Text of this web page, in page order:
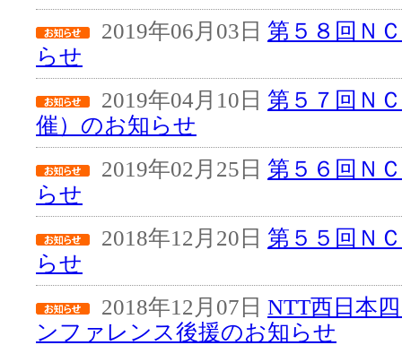
2019年06月03日 第５８回Ｎ
らせ
2019年04月10日 第５７回Ｎ
催）のお知らせ
2019年02月25日 第５６回Ｎ
らせ
2018年12月20日 第５５回Ｎ
らせ
2018年12月07日 NTT西日本
ンファレンス後援のお知らせ